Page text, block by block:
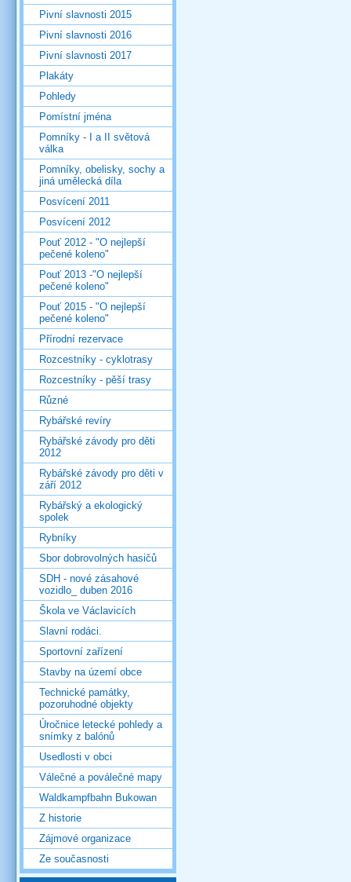
Pivní slavnosti 2015
Pivní slavnosti 2016
Pivní slavnosti 2017
Plakáty
Pohledy
Pomístní jména
Pomníky - I a II světová
válka
Pomníky, obelisky, sochy a
jiná umělecká díla
Posvícení 2011
Posvícení 2012
Pouť 2012 - "O nejlepší
pečené koleno"
Pouť 2013 -"O nejlepší
pečené koleno"
Pouť 2015 - "O nejlepší
pečené koleno"
Přírodní rezervace
Rozcestníky - cyklotrasy
Rozcestníky - pěší trasy
Různé
Rybářské revíry
Rybářské závody pro děti
2012
Rybářské závody pro děti v
září 2012
Rybářský a ekologický
spolek
Rybníky
Sbor dobrovolných hasičů
SDH - nové zásahové
vozidlo_ duben 2016
Škola ve Václavicích
Slavní rodáci.
Sportovní zařízení
Stavby na území obce
Technické památky,
pozoruhodné objekty
Úročnice letecké pohledy a
snímky z balónů
Usedlosti v obci
Válečné a poválečné mapy
Waldkampfbahn Bukowan
Z historie
Zájmové organizace
Ze současnosti